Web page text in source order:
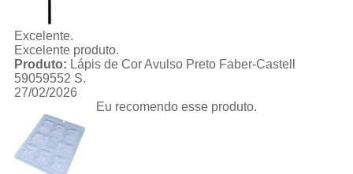
Excelente.
Excelente produto.
Produto: Lápis de Cor Avulso Preto Faber-Castell
59059552 S.
27/02/2026
Eu recomendo esse produto.